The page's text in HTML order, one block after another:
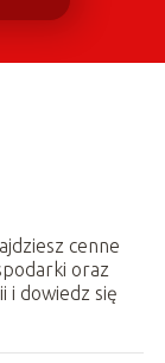
cenne
oraz
i dowiedz się